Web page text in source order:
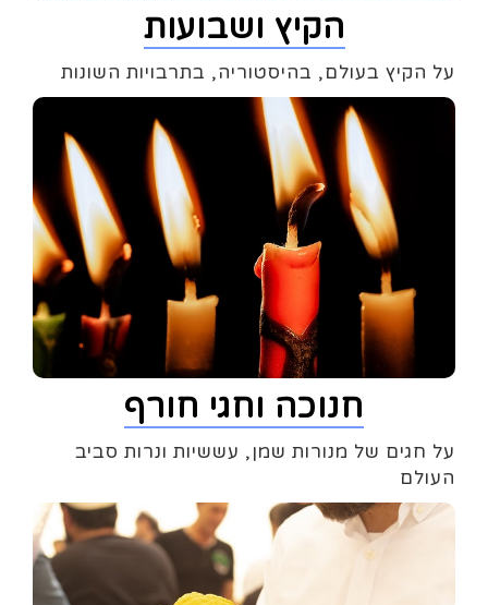
הקיץ ושבועות
על הקיץ בעולם, בהיסטוריה, בתרבויות השונות
חנוכה וחגי חורף
על חגים של מנורות שמן, עששיות ונרות סביב
העולם